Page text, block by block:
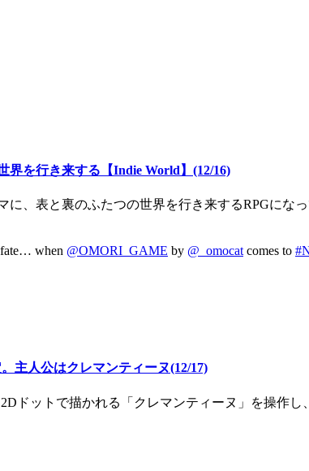
を行き来する【Indie World】(12/16)
、表と裏のふたつの世界を行き来するRPGにな
fate… when @OMORI_GAME by @_omocat comes to
主人公はクレマンティーヌ(12/17)
ドットで描かれる「クレマンティーヌ」を操作し